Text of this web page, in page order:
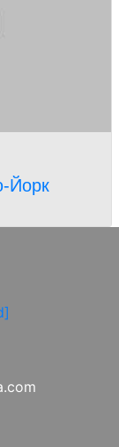
Йорк